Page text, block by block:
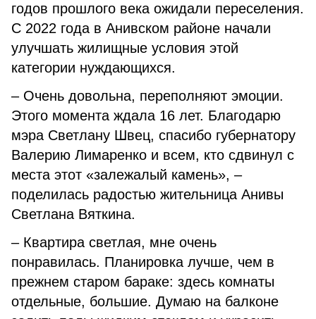
годов прошлого века ожидали переселения.
С 2022 года в Анивском районе начали
улучшать жилищные условия этой
категории нуждающихся.
– Очень довольна, переполняют эмоции.
Этого момента ждала 16 лет. Благодарю
мэра Светлану Швец, спасибо губернатору
Валерию Лимаренко и всем, кто сдвинул с
места этот «залежалый камень», –
поделилась радостью жительница Анивы
Светлана Вяткина.
– Квартира светлая, мне очень
понравилась. Планировка лучше, чем в
прежнем старом бараке: здесь комнаты
отдельные, большие. Думаю на балконе